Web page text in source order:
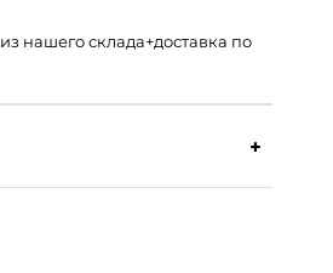
нашего склада+доставка по